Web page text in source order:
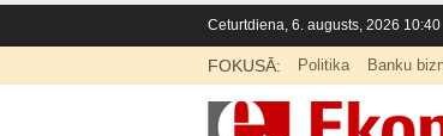
Ceturtdiena, 6. augusts, 2026 10:40
FOKUSĀ: Politika Banku